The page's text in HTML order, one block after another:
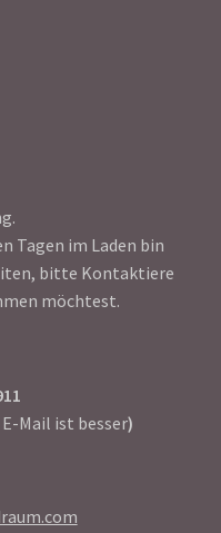
Tagen im Laden bin
bitte Kontaktiere
möchtest.
Mail ist besser)